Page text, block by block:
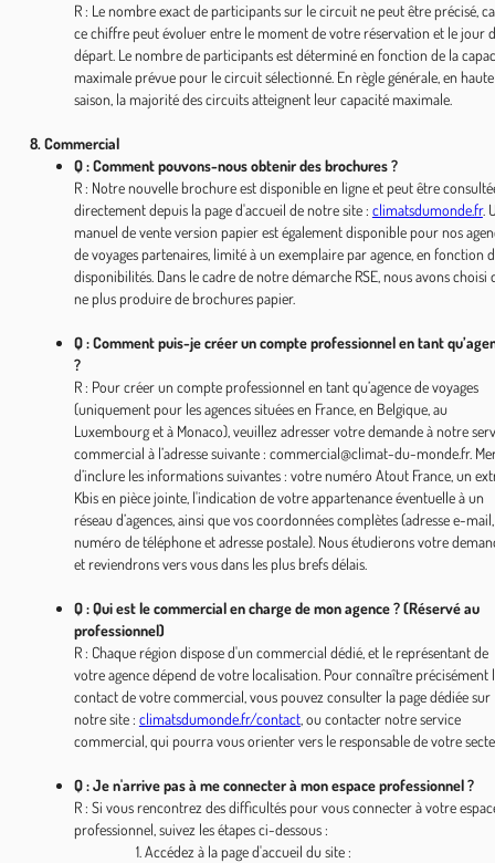
R : Le nombre exact de participants sur le circuit ne peut être précisé,
ce chiffre peut évoluer entre le moment de votre réservation et le jour
départ. Le nombre de participants est déterminé en fonction de la
maximale prévue pour le circuit sélectionné. En règle générale, en haute
saison, la majorité des circuits atteignent leur capacité maximale.
8. Commercial
Q : Comment pouvons-nous obtenir des brochures ?
R : Notre nouvelle brochure est disponible en ligne et peut être
directement depuis la page d'accueil de notre site : climatsdumonde.fr.
manuel de vente version papier est également disponible pour nos
de voyages partenaires, limité à un exemplaire par agence, en fonction
disponibilités. Dans le cadre de notre démarche RSE, nous avons choisi
ne plus produire de brochures papier.
Q : Comment puis-je créer un compte professionnel en tant
?
R : Pour créer un compte professionnel en tant qu’agence de voyages
(uniquement pour les agences situées en France, en Belgique, au
Luxembourg et à Monaco), veuillez adresser votre demande à notre
commercial à l’adresse suivante : commercial@climat-du-monde.fr.
d’inclure les informations suivantes : votre numéro Atout France, un
Kbis en pièce jointe, l'indication de votre appartenance éventuelle à un
réseau d’agences, ainsi que vos coordonnées complètes (adresse e-mail,
numéro de téléphone et adresse postale). Nous étudierons votre
et reviendrons vers vous dans les plus brefs délais.
Q : Qui est le commercial en charge de mon agence ? (Réservé au
professionnel)
R : Chaque région dispose d'un commercial dédié, et le représentant de
votre agence dépend de votre localisation. Pour connaître précisément
contact de votre commercial, vous pouvez consulter la page dédiée sur
notre site : climatsdumonde.fr/contact, ou contacter notre service
commercial, qui pourra vous orienter vers le responsable de votre
Q : Je n'arrive pas à me connecter à mon espace professionnel ?
R : Si vous rencontrez des difficultés pour vous connecter à votre
professionnel, suivez les étapes ci-dessous :
1. Accédez à la page d'accueil du site :